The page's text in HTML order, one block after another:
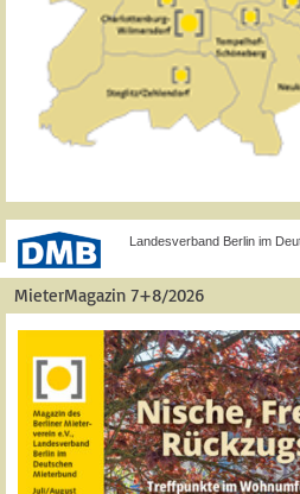
Landesverband Berlin im
MieterMagazin 7+8/2026